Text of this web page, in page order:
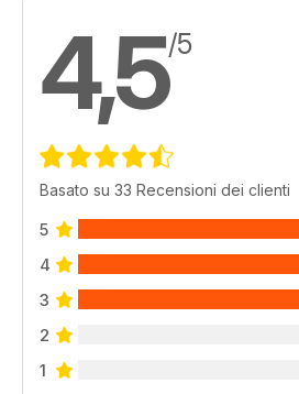
4,5/5
Basato su 33 Recensioni dei clienti
5
4
3
2
1